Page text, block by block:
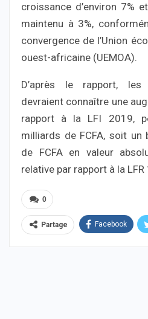
croissance d’environ 7%
maintenu à 3%,
convergence de l’Union
ouest-africaine (UEMOA).
D’après le rapport, les
devraient connaître une
rapport à la LFI 2019,
milliards de FCFA, soit
de FCFA en valeur
relative par rapport à la
0
Partage Facebook